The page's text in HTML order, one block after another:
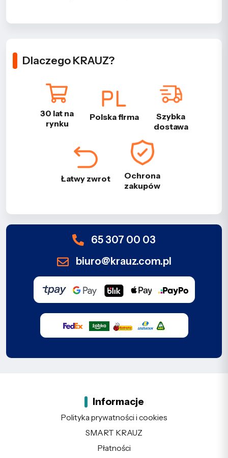
Dlaczego KRAUZ?
30 lat na
rynku
Polska firma
Szybka
dostawa
Łatwy zwrot
Ochrona
zakupów
65 307 00 03
biuro@krauz.com.pl
Informacje
Polityka prywatności i cookies
SMART KRAUZ
Płatności